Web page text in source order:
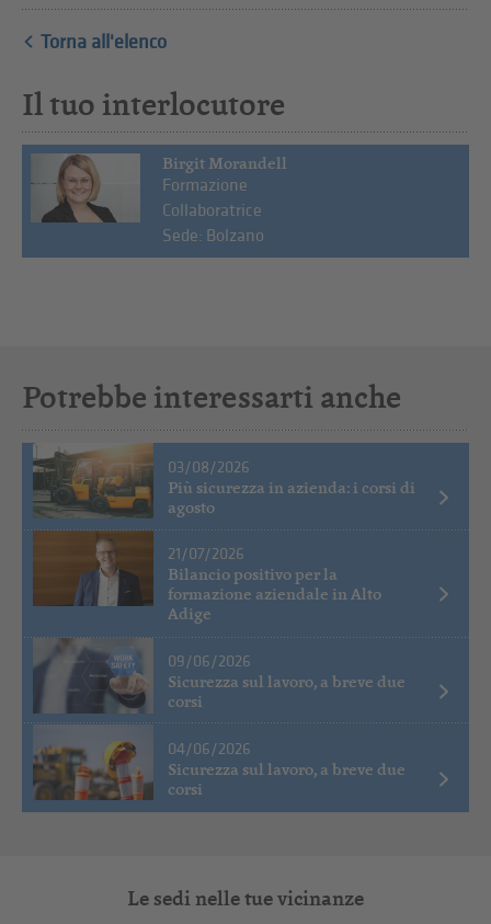
Torna all'elenco
Il tuo interlocutore
Birgit Morandell
Formazione
Collaboratrice
Sede: Bolzano
Potrebbe interessarti anche
03/08/2026
Più sicurezza in azienda: i corsi di
agosto
21/07/2026
Bilancio positivo per la
formazione aziendale in Alto
Adige
09/06/2026
Sicurezza sul lavoro, a breve due
corsi
04/06/2026
Sicurezza sul lavoro, a breve due
corsi
Le sedi nelle tue vicinanze